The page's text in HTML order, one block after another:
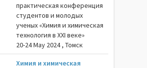
практическая конференция
студентов и молодых
ученых «Химия и химическая
технология в XXI веке»
20-24 May 2024 , Томск
Химия и химическая